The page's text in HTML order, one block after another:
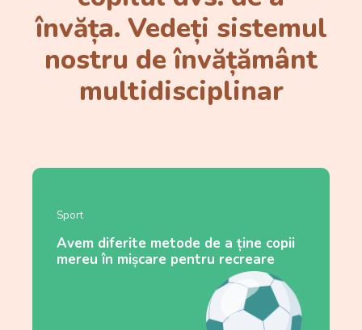
învăța. Vedeți sistemul
nostru de învățământ
multidisciplinar
Sport
Avem diferite metode de a ține copii
mereu în mișcare pentru recreare